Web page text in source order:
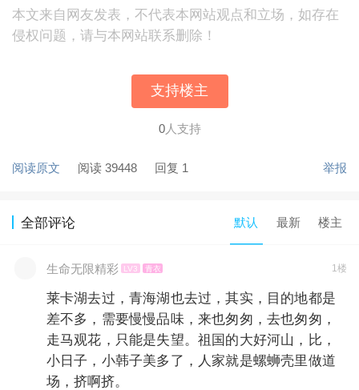
本文来自网友发表，不代表本网站观点和立场，如存在
侵权问题，请与本网站联系删除！
支持楼主
0人支持
阅读原文 阅读 39448 回复 1 举报
全部评论 默认 最新 楼主
生命无限精彩 LV3 青衣 1楼
莱卡湖去过，青海湖也去过，其实，目的地都是
差不多，需要慢慢品味，来也匆匆，去也匆匆，
走马观花，只能是失望。祖国的大好河山，比，
小日子，小韩子美多了，人家就是螺蛳壳里做道
场，挤啊挤。